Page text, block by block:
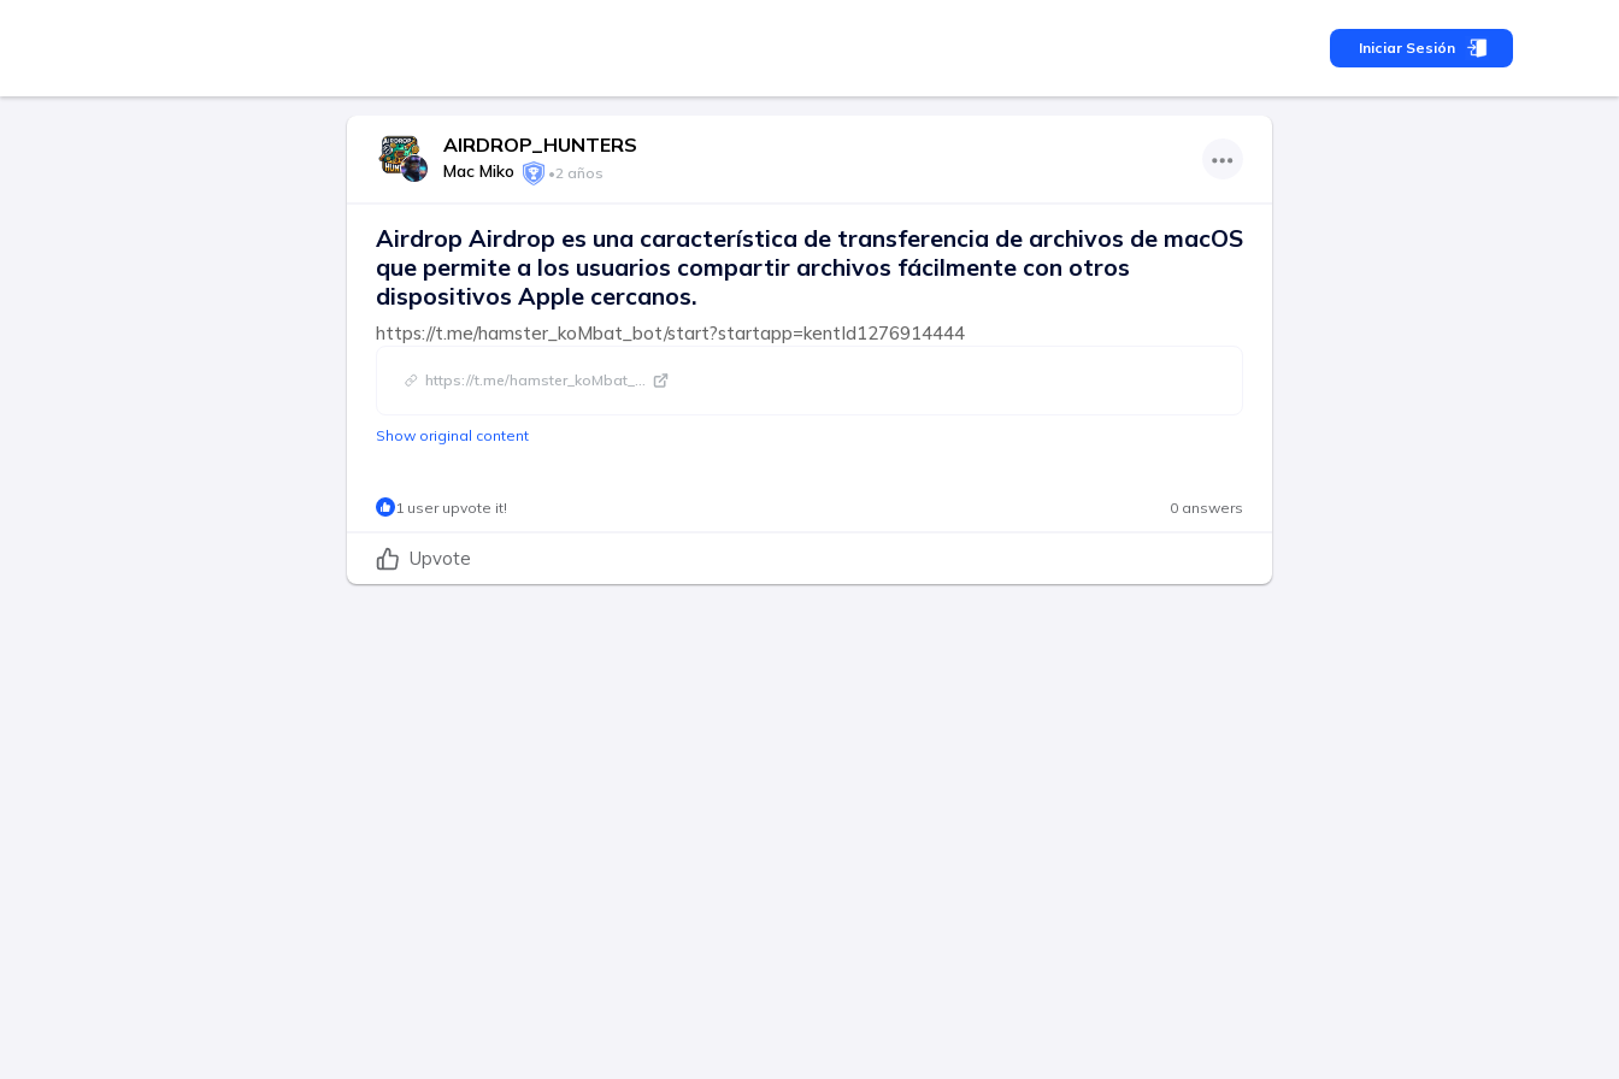
Iniciar Sesión
AIRDROP_HUNTERS
Mac Miko •2 años
Airdrop Airdrop es una característica de transferencia de archivos de macOS
que permite a los usuarios compartir archivos fácilmente con otros
dispositivos Apple cercanos.
https://t.me/hamster_koMbat_bot/start?startapp=kentId1276914444
https://t.me/hamster_koMbat_ ...
Show original content
1 user upvote it! 0 answers
Upvote